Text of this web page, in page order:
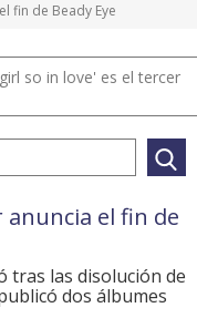
fin de Beady Eye
so in love' es el tercer
anuncia el fin de
tras las disolución de
dos álbumes